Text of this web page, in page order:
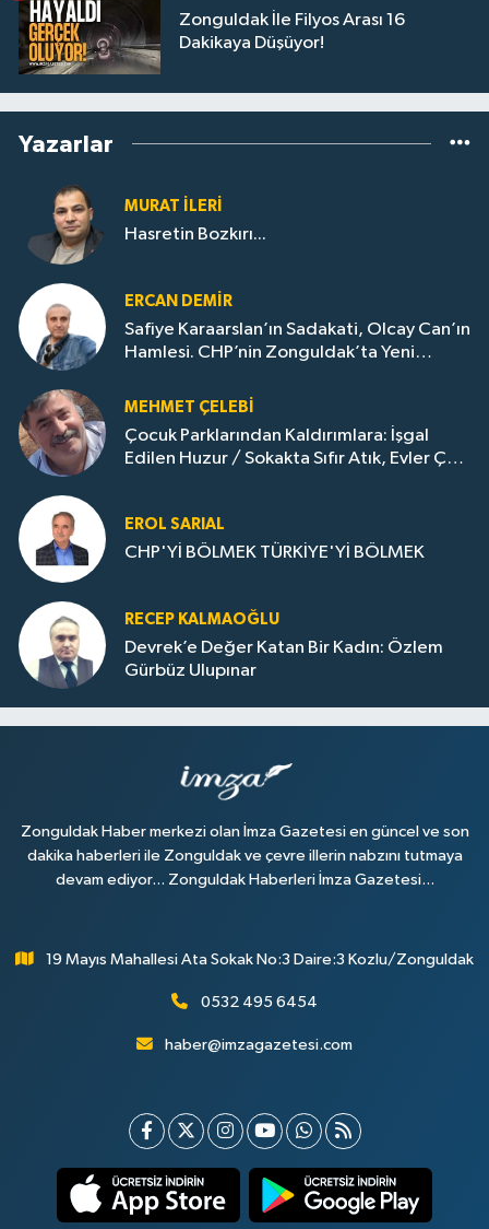
Zonguldak İle Filyos Arası 16
Dakikaya Düşüyor!
Yazarlar
MURAT İLERI
Hasretin Bozkırı...
ERCAN DEMIR
Safiye Karaarslan’ın Sadakati, Olcay Can’ın
Hamlesi. CHP’nin Zonguldak’ta Yeni
MEHMET ÇELEBI
Çocuk Parklarından Kaldırımlara: İşgal
Edilen Huzur / Sokakta Sıfır Atık, Evler Çöp
EROL SARIAL
CHP'Yİ BÖLMEK TÜRKİYE'Yİ BÖLMEK
RECEP KALMAOĞLU
Devrek’e Değer Katan Bir Kadın: Özlem
Gürbüz Ulupınar
Zonguldak Haber merkezi olan İmza Gazetesi en güncel ve son
dakika haberleri ile Zonguldak ve çevre illerin nabzını tutmaya
devam ediyor... Zonguldak Haberleri İmza Gazetesi...
19 Mayıs Mahallesi Ata Sokak No:3 Daire:3 Kozlu/Zonguldak
0532 495 6454
haber@imzagazetesi.com